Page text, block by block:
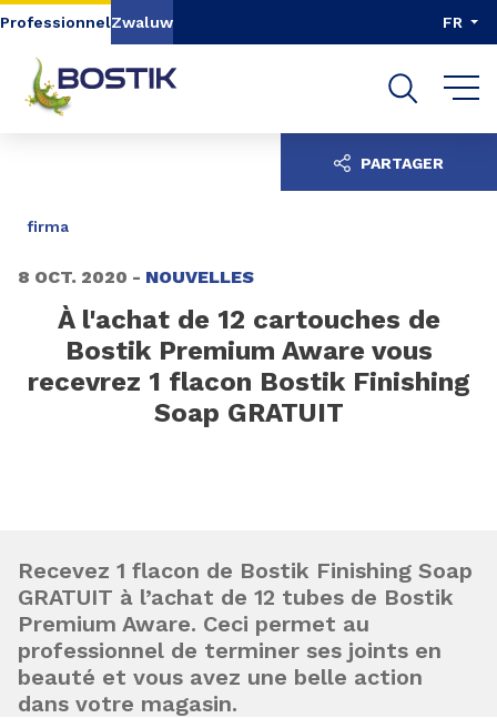
Aller au contenu
Aller à la recherche
ProfessionnelZwaluw FR
firma
8 OCT. 2020 - NOUVELLES
À l'achat de 12 cartouches de
Bostik Premium Aware vous
recevrez 1 flacon Bostik Finishing
Soap GRATUIT
PARTAGER
Recevez 1 flacon de Bostik Finishing Soap
GRATUIT à l’achat de 12 tubes de Bostik
Premium Aware. Ceci permet au
professionnel de terminer ses joints en
beauté et vous avez une belle action
dans votre magasin.